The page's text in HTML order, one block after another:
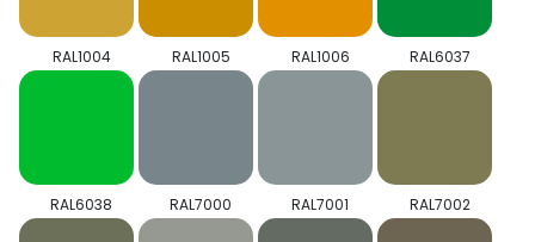
RAL1004 RAL1005 RAL1006 RAL6037
RAL6038 RAL7000 RAL7001 RAL7002